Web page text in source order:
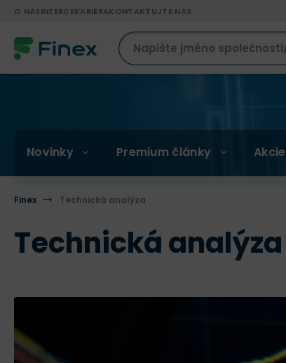
O NÁSINZERCEKARIÉRAKONTAKTUJTE NÁS
Novinky Premium články Akcie
Finex Technická analýza
Technická analýza